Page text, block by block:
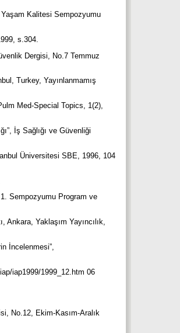
Kalitesi Sempozyumu
s.304.
Dergisi, No.7 Temmuz
Turkey, Yayınlanmamış
Med-Special Topics, 1(2),
İş Sağlığı ve Güvenliği
Üniversitesi SBE, 1996, 104
Sempozyumu Program ve
Yaklaşım Yayıncılık,
İncelenmesi”,
iap1999/1999_12.htm 06
No.12, Ekim-Kasım-Aralık